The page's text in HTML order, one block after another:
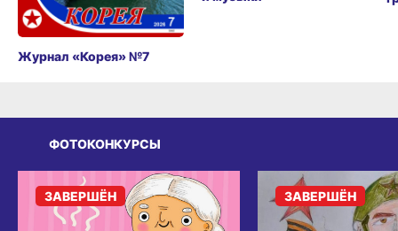
Журнал «Корея» №7
ФОТОКОНКУРСЫ
ЗАВЕРШЁН ЗАВЕРШЁН